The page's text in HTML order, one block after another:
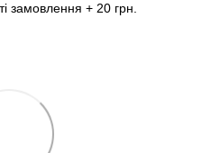
замовлення + 20 грн.